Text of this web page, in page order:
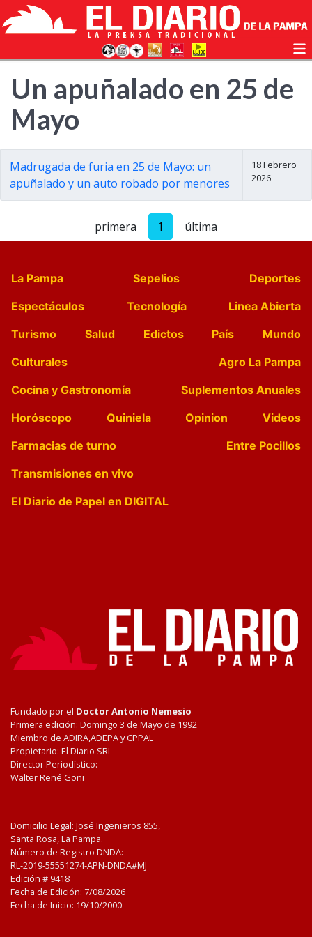
Un apuñalado en 25 de
Mayo
Madrugada de furia en 25 de Mayo: un
apuñalado y un auto robado por menores
18 Febrero
2026
primera 1 última
La Pampa Sepelios
Deportes
Espectáculos
Tecnología
Linea Abierta
Turismo
Salud Edictos País
Mundo
Culturales
Agro La Pampa
Cocina y Gastronomía
Suplementos Anuales
Horóscopo
Quiniela Opinion
Videos
Farmacias de turno
Entre Pocillos
Transmisiones en vivo
El Diario de Papel en DIGITAL
Fundado por el Doctor Antonio Nemesio
Primera edición: Domingo 3 de Mayo de 1992
Miembro de ADIRA,ADEPA y CPPAL
Propietario: El Diario SRL
Director Periodístico:
Walter René Goñi
Domicilio Legal: José Ingenieros 855,
Santa Rosa, La Pampa.
Número de Registro DNDA:
RL-2019-55551274-APN-DNDA#MJ
Edición # 9418
Fecha de Edición: 7/08/2026
Fecha de Inicio: 19/10/2000